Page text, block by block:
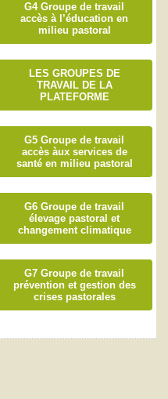
G4 Groupe de travail
accès à l’éducation en
milieu pastoral
LES GROUPES DE
TRAVAIL DE LA
PLATEFORME
G5 Groupe de travail
accès àux services de
santé en milieu pastoral
G6 Groupe de travail
élevage pastoral et
changement climatique
G7 Groupe de travail
prévention et gestion des
crises pastorales